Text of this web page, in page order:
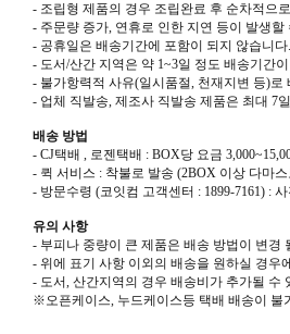
- 조립형 제품의 경우 조립완료 후 순차적으
- 주문량 증가, 연휴로 인한 지연 등이 발생할
- 공휴일은 배송기간에 포함이 되지 않습니다.
- 도서/산간 지역은 약 1~3일 정도 배송기간
- 불가항력적 사유(일시품절, 천재지변 등)로
- 업체 직발송, 제조사 직발송 제품은 최대 7
배송 방법
- CJ택배 , 로젠택배 : BOX당 요금
- 퀵 서비스 : 착불로 발송 (2BOX 이상 다마
- 방문수령 (코잇컴 고객센터 : 1899-7161) : 사
유의 사항
- 부피나 중량이 큰 제품은 배송 방법이 변경
- 위에 표기 사항 이외의 배송을 원하실 경우
- 도서, 산간지역의 경우 배송비가 추가될 수
※오픈케이스, 누드케이스등 택배 배송이